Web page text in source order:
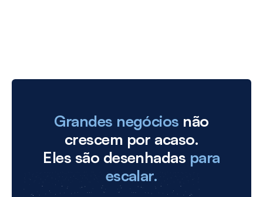
Grandes negócios não
crescem por acaso.
Eles são desenhadas para
escalar.